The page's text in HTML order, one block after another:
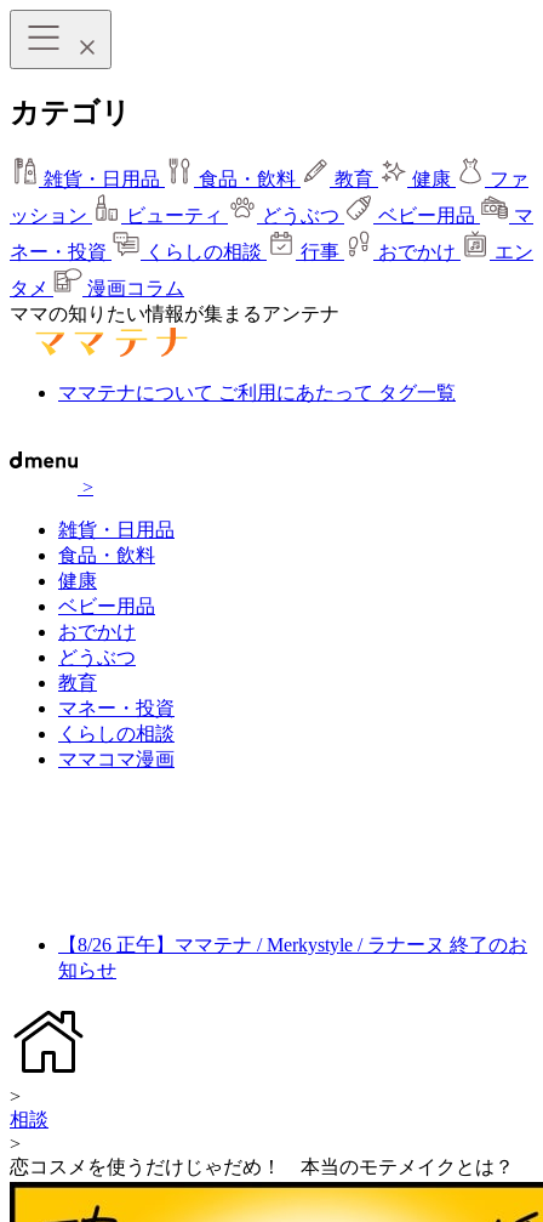
カテゴリ
雑貨・日用品 食品・飲料 教育 健康
ファ
ッション
ビューティ どうぶつ ベビー用品
マ
ネー・投資
くらしの相談 行事 おでかけ
エン
タメ
漫画コラム
ママの知りたい情報が集まるアンテナ
ママテナについて ご利用にあたって タグ一覧
>
雑貨・日用品
食品・飲料
健康
ベビー用品
おでかけ
どうぶつ
教育
マネー・投資
くらしの相談
ママコマ漫画
【8/26 正午】ママテナ / Merkystyle / ラナーヌ 終了のお
知らせ
>
相談
>
恋コスメを使うだけじゃだめ！ 本当のモテメイクとは？